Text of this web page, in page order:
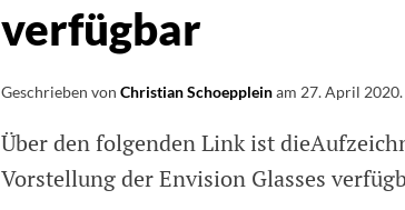
verfügbar
Geschrieben von Christian Schoeppleinam 27. April 2020.
Über den folgenden Link ist
Vorstellung der Envision Glasses